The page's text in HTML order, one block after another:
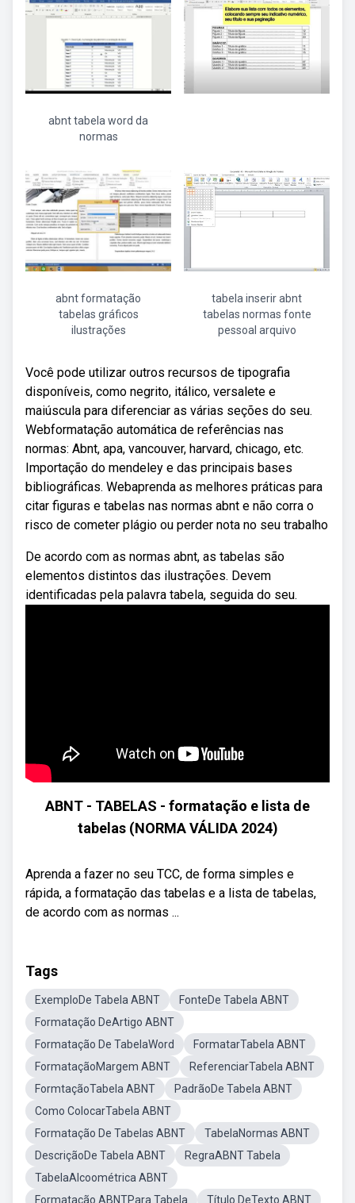
abnt tabela word da
normas
abnt formatação
tabelas gráficos
ilustrações
tabela inserir abnt
tabelas normas fonte
pessoal arquivo
Você pode utilizar outros recursos de tipografia
disponíveis, como negrito, itálico, versalete e
maiúscula para diferenciar as várias seções do seu.
Webformatação automática de referências nas
normas: Abnt, apa, vancouver, harvard, chicago, etc.
Importação do mendeley e das principais bases
bibliográficas. Webaprenda as melhores práticas para
citar figuras e tabelas nas normas abnt e não corra o
risco de cometer plágio ou perder nota no seu trabalho
De acordo com as normas abnt, as tabelas são
elementos distintos das ilustrações. Devem
identificadas pela palavra tabela, seguida do seu.
ABNT - TABELAS - formatação e lista de
tabelas (NORMA VÁLIDA 2024)
Aprenda a fazer no seu TCC, de forma simples e
rápida, a formatação das tabelas e a lista de tabelas,
de acordo com as normas ...
Tags
ExemploDe Tabela ABNT
FonteDe Tabela ABNT
Formatação DeArtigo ABNT
Formatação De TabelaWord
FormatarTabela ABNT
FormataçãoMargem ABNT
ReferenciarTabela ABNT
FormtaçãoTabela ABNT
PadrãoDe Tabela ABNT
Como ColocarTabela ABNT
Formatação De Tabelas ABNT
TabelaNormas ABNT
DescriçãoDe Tabela ABNT
RegraABNT Tabela
TabelaAlcoométrica ABNT
Formatação ABNTPara Tabela
Título DeTexto ABNT